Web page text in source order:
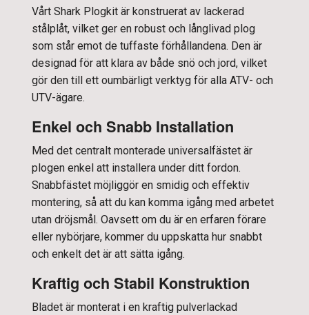
Vårt Shark Plogkit är konstruerat av lackerad
stålplåt, vilket ger en robust och långlivad plog
som står emot de tuffaste förhållandena. Den är
designad för att klara av både snö och jord, vilket
gör den till ett oumbärligt verktyg för alla ATV- och
UTV-ägare.
Enkel och Snabb Installation
Med det centralt monterade universalfästet är
plogen enkel att installera under ditt fordon.
Snabbfästet möjliggör en smidig och effektiv
montering, så att du kan komma igång med arbetet
utan dröjsmål. Oavsett om du är en erfaren förare
eller nybörjare, kommer du uppskatta hur snabbt
och enkelt det är att sätta igång.
Kraftig och Stabil Konstruktion
Bladet är monterat i en kraftig pulverlackad